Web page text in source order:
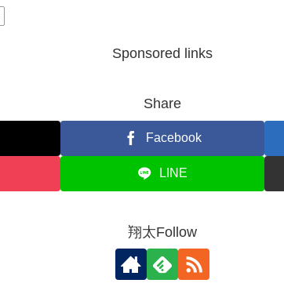
Sponsored links
Share
Facebook
LINE
翔太Follow